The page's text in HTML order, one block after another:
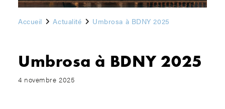
Accueil Actualité Umbrosa à BDNY 2025
Umbrosa à BDNY 2025
4 novembre 2025